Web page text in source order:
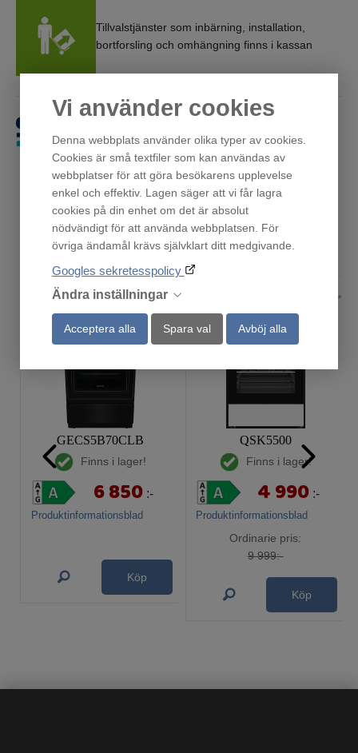
Vi använder cookies
Denna webbplats använder olika typer av cookies.
Cookies är små textfiler som kan användas av
webbplatser för att göra besökarens upplevelse
enkel och effektiv. Lagen säger att vi får lagra
cookies på din enhet om det är absolut
nödvändigt för att använda webbplatsen. För
övriga ändamål krävs självklart ditt medgivande.
Googles sekretesspolicy
Ändra inställningar
Acceptera alla Spara val Avböj alla
Tillvalstjänster som inbärning, installation,
bortforsling och omhängning finns i kassan
Andra har också tittat på
GECS5B70CLB
Finns i lager!
Produktinformationsblad
6 850 :-
Köp
QSK5500
Finns i lager!
Produktinformationsblad
4 990 :-
Ordinarie pris:
9 999:-
Köp